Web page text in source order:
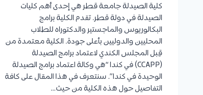
كلية الصيدلة جامعة قطر هي إحدى أهم كليات
الصيدلة في دولة قطر. تقدم الكلية برامج
البكالوريوس والماجستير والدكتوراه للطلاب
المحليين والدوليين بأعلى جودة. الكلية معتمدة من
قِبل المجلس الكندي لاعتماد برامج الصيدلة
(CCAPP) في كندا “هي وكالة اعتماد برامج الصيدلة
الوحيدة في كندا”. سنتعرف في هذا المقال على كافة
التفاصيل حول هذه الكلية من حيث…